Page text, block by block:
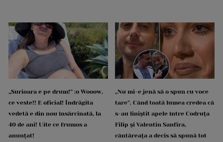
„Surioara e pe drum!” :o Wooow,
ce veste!! E oficial! Îndrăgita
vedetă e din nou însărcinată, la
40 de ani! Uite ce frumos a
anunțat!
„Nu mi-e jenă să o spun cu voce
tare”. Când toată lumea credea că
s-au liniștit apele între Codruța
Filip și Valentin Sanfira,
cântăreața a decis să spună tot